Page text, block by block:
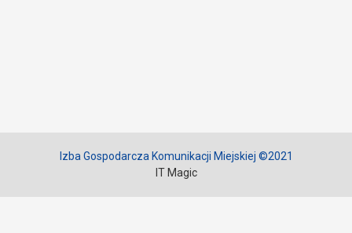
Izba Gospodarcza Komunikacji Miejskiej ©2021
IT Magic